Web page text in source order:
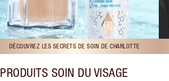
DÉCOUVREZ LES SECRETS DE SOIN DE CHARLOTTE
PRODUITS SOIN DU VISAGE